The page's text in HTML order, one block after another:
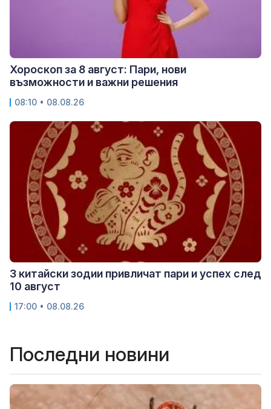
Хороскоп за 8 август: Пари, нови
възможности и важни решения
08:10 • 08.08.26
3 китайски зодии привличат пари и успех след
10 август
17:00 • 08.08.26
Последни новини